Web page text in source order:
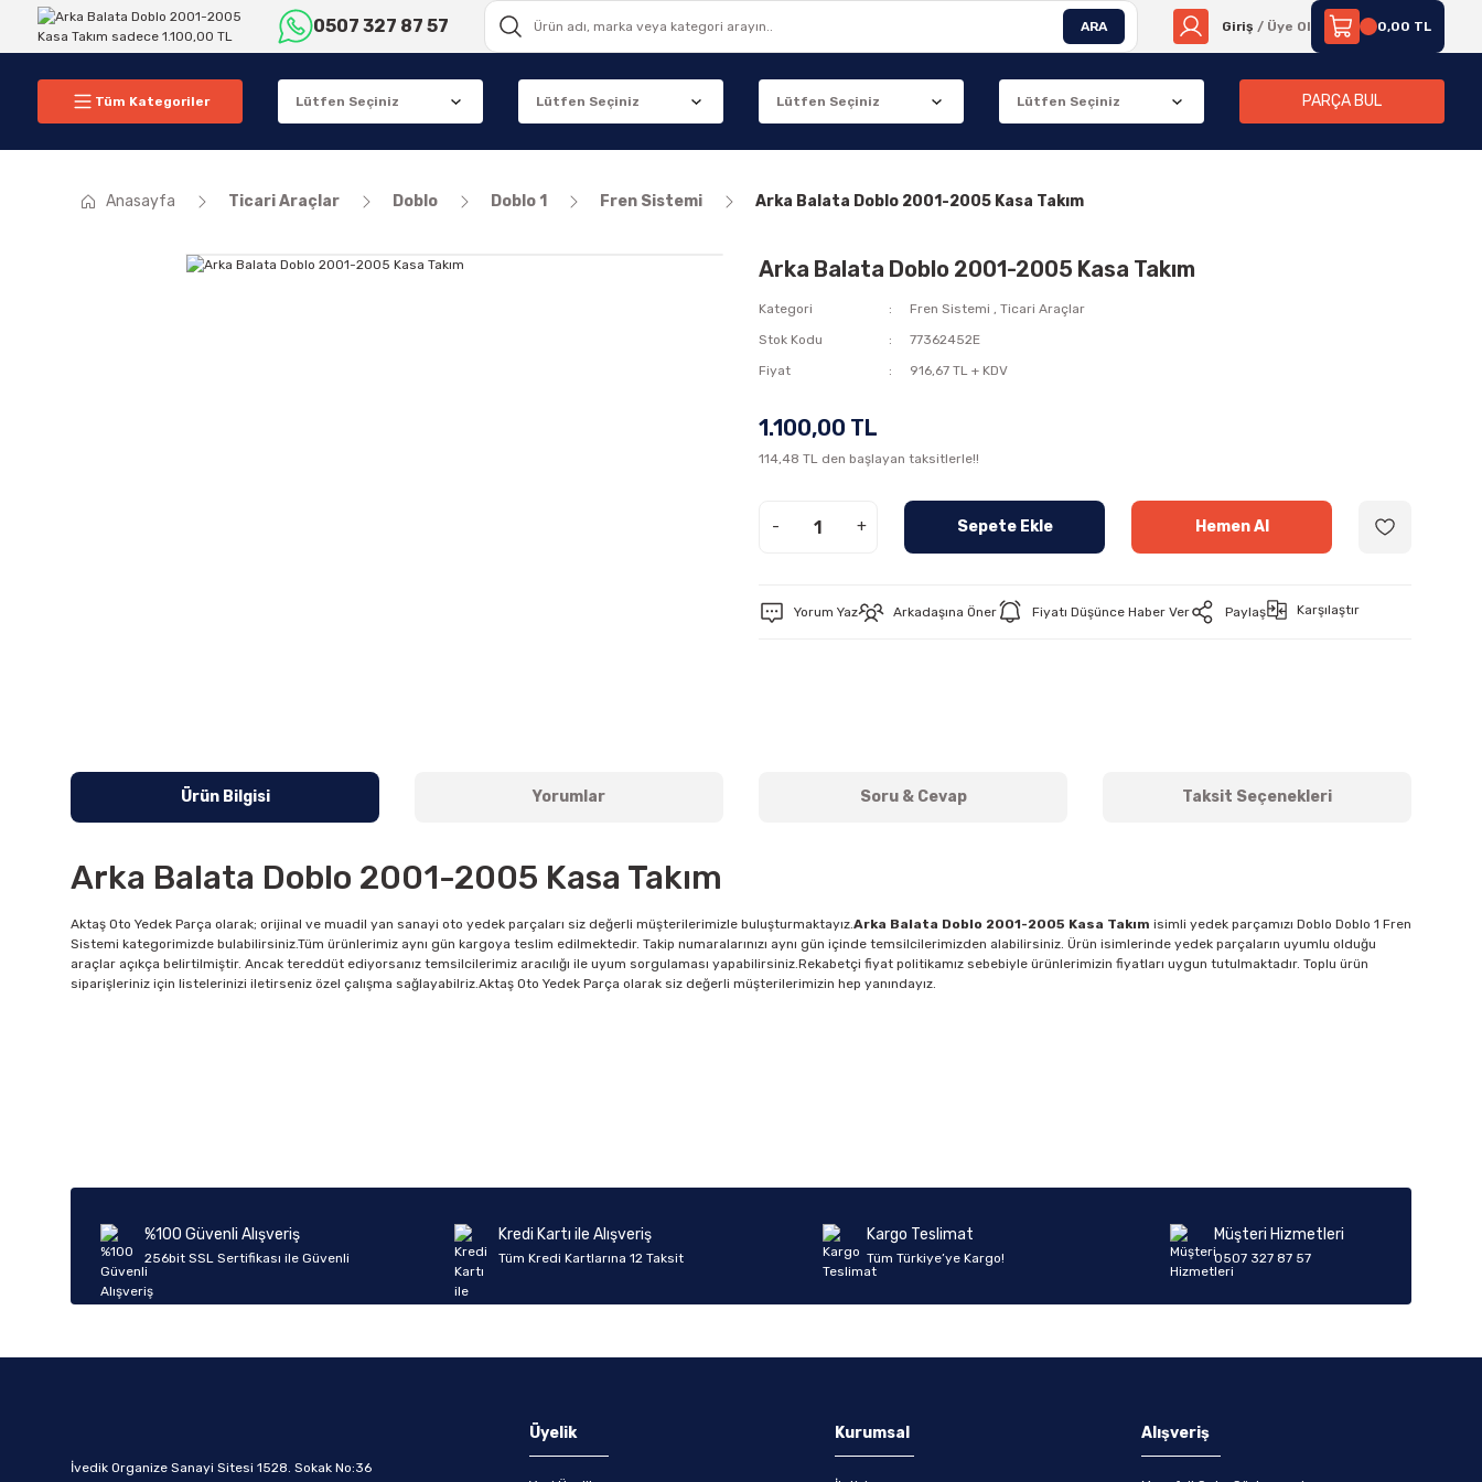
0507 327 87 57 ARA Giriş / Üye Ol 0,00 TL
Tüm Kategoriler PARÇA BUL
Anasayfa Ticari Araçlar Doblo Doblo 1 Fren Sistemi Arka Balata Doblo 2001-2005 Kasa Takım
Arka Balata Doblo 2001-2005 Kasa Takım
Kategori Fren Sistemi ,Ticari Araçlar
Stok Kodu
77362452E
Fiyat
916,67 TL + KDV
1.100,00 TL
114,48 TL den başlayan taksitlerle!!
- + Sepete Ekle Hemen Al
Yorum Yaz Arkadaşına Öner Fiyatı Düşünce Haber Ver Paylaş Karşılaştır
Ürün Bilgisi Yorumlar Soru & Cevap Taksit Seçenekleri
Arka Balata Doblo 2001-2005 Kasa Takım
Aktaş Oto Yedek Parça olarak; orijinal ve muadil yan sanayi oto yedek parçaları siz değerli müşterilerimizle buluşturmaktayız.Arka Balata Doblo 2001-2005 Kasa Takım isimli yedek parçamızı Doblo Doblo 1 Fren
Sistemi kategorimizde bulabilirsiniz.Tüm ürünlerimiz aynı gün kargoya teslim edilmektedir. Takip numaralarınızı aynı gün içinde temsilcilerimizden alabilirsiniz. Ürün isimlerinde yedek parçaların uyumlu olduğu
araçlar açıkça belirtilmiştir. Ancak tereddüt ediyorsanız temsilcilerimiz aracılığı ile uyum sorgulaması yapabilirsiniz.Rekabetçi fiyat politikamız sebebiyle ürünlerimizin fiyatları uygun tutulmaktadır. Toplu ürün
siparişleriniz için listelerinizi iletirseniz özel çalışma sağlayabilriz.Aktaş Oto Yedek Parça olarak siz değerli müşterilerimizin hep yanındayız.
%100 Güvenli Alışveriş
256bit SSL Sertifikası ile Güvenli
Kredi Kartı ile Alışveriş
Tüm Kredi Kartlarına 12 Taksit
Kargo Teslimat
Tüm Türkiye’ye Kargo!
Müşteri Hizmetleri
0507 327 87 57
İvedik Organize Sanayi Sitesi 1528. Sokak No:36
Üyelik Kurumsal Alışveriş